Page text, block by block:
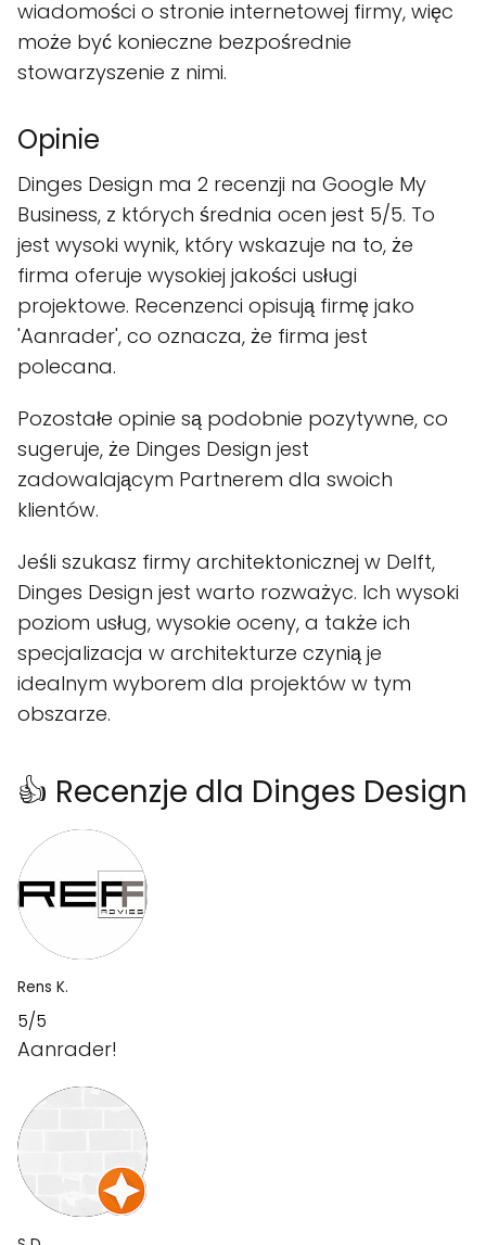
wiadomości o stronie internetowej firmy, więc
może być konieczne bezpośrednie
stowarzyszenie z nimi.
Opinie
Dinges Design ma 2 recenzji na Google My
Business, z których średnia ocen jest 5/5. To
jest wysoki wynik, który wskazuje na to, że
firma oferuje wysokiej jakości usługi
projektowe. Recenzenci opisują firmę jako
'Aanrader', co oznacza, że firma jest
polecana.
Pozostałe opinie są podobnie pozytywne, co
sugeruje, że Dinges Design jest
zadowalającym Partnerem dla swoich
klientów.
Jeśli szukasz firmy architektonicznej w Delft,
Dinges Design jest warto rozważyc. Ich wysoki
poziom usług, wysokie oceny, a także ich
specjalizacja w architekturze czynią je
idealnym wyborem dla projektów w tym
obszarze.
👍 Recenzje dla Dinges Design
Rens K.
5/5
Aanrader!